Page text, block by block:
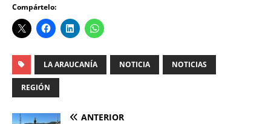
Compártelo:
LA ARAUCANÍA NOTICIA NOTICIAS
REGIÓN
ANTERIOR